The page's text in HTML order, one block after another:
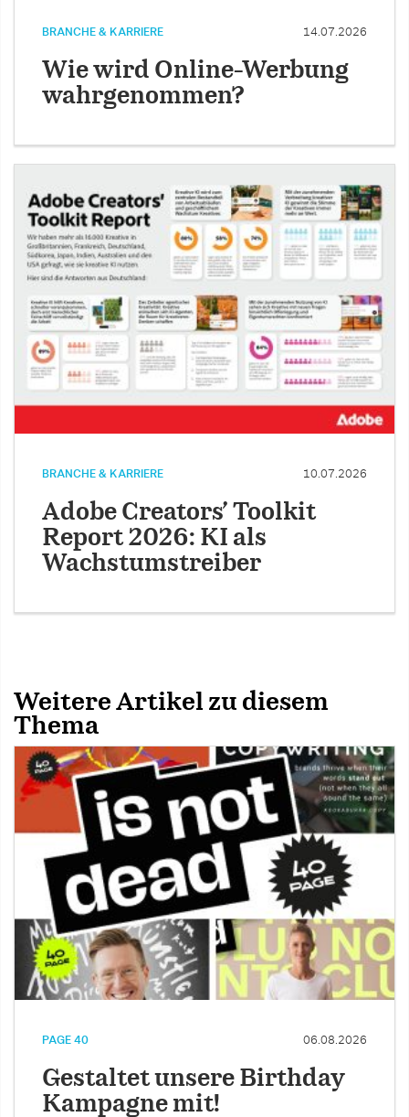
BRANCHE & KARRIERE 14.07.2026
Wie wird Online-Werbung
wahrgenommen?
BRANCHE & KARRIERE 10.07.2026
Adobe Creators’ Toolkit
Report 2026: KI als
Wachstumstreiber
Weitere Artikel zu diesem
Thema
PAGE 40 06.08.2026
Gestaltet unsere Birthday
Kampagne mit!